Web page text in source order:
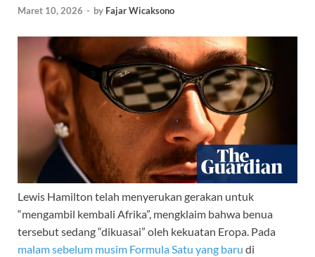
Maret 10, 2026 - by Fajar Wicaksono
Lewis Hamilton telah menyerukan gerakan untuk
“mengambil kembali Afrika”, mengklaim bahwa benua
tersebut sedang “dikuasai” oleh kekuatan Eropa. Pada
malam sebelum musim Formula Satu yang baru di